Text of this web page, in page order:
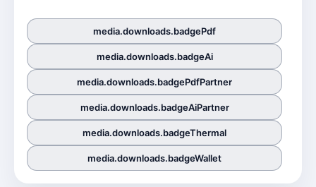
media.downloads.badgePdf
media.downloads.badgeAi
media.downloads.badgePdfPartner
media.downloads.badgeAiPartner
media.downloads.badgeThermal
media.downloads.badgeWallet